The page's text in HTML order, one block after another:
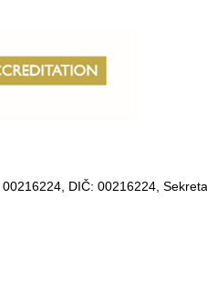
00216224, DIČ: 00216224,